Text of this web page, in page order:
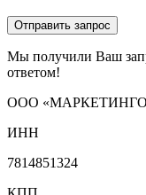
Мы получили Ваш
ответом!
ООО
ИНН
7814851324